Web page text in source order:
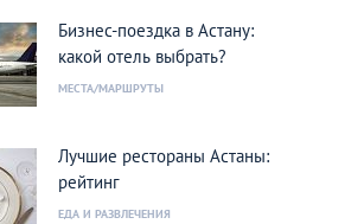
Бизнес-поездка в Астану:
какой отель выбрать?
МЕСТА/МАРШРУТЫ
Лучшие рестораны Астаны:
рейтинг
ЕДА И РАЗВЛЕЧЕНИЯ